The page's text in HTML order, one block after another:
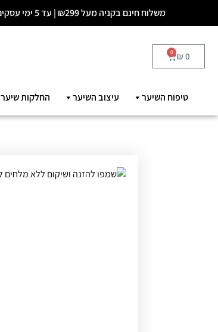
משלוח חינם בקניה מעל ₪299 | עד 5 ימי עסקים
₪ 0
0
טיפוח השיער עיצוב השיער החלקות שיער